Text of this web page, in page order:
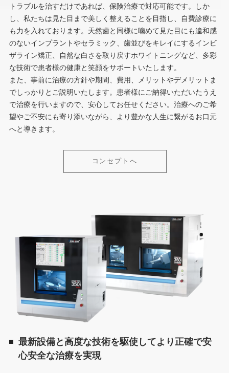
トラブルを治すだけであれば、保険治療で対応可能です。しか
し、私たちは見た目まで美しく整えることを目指し、自費診療に
も力を入れております。天然歯と同様に噛めて見た目にも違和感
のないインプラントやセラミック、歯並びをキレイにするインビ
ザライン矯正、自然な白さを取り戻すホワイトニングなど、多彩
な技術で患者様の健康と笑顔をサポートいたします。
また、事前に治療の方針や期間、費用、メリットやデメリットま
でしっかりとご説明いたします。患者様にご納得いただいたうえ
で治療を行いますので、安心してお任せください。治療へのご希
望やご不安にも寄り添いながら、より豊かな人生に繋がるお口元
へと導きます。
コンセプトへ
最新設備と高度な技術を駆使してより正確で安
心安全な治療を実現